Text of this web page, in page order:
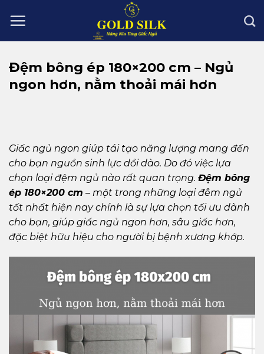
Đệm bông ép 180×200 cm – Ngủ
ngon hơn, nằm thoải mái hơn
Giấc ngủ ngon giúp tái tạo năng lượng mang đến
cho bạn nguồn sinh lực dồi dào. Do đó việc lựa
chọn loại đệm ngủ nào rất quan trọng. Đệm bông
ép 180×200 cm – một trong những loại đêm ngủ
tốt nhất hiện nay chính là sự lựa chọn tối ưu dành
cho bạn, giúp giấc ngủ ngon hơn, sâu giấc hơn,
đặc biệt hữu hiệu cho người bị bệnh xương khớp.